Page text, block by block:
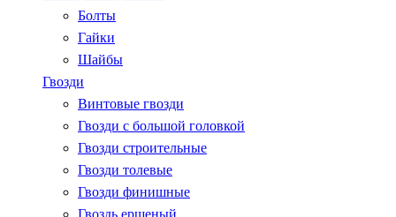
Болты
Гайки
Шайбы
Гвозди
Винтовые гвозди
Гвозди с большой головкой
Гвозди строительные
Гвозди толевые
Гвозди финишные
Гвоздь ершеный